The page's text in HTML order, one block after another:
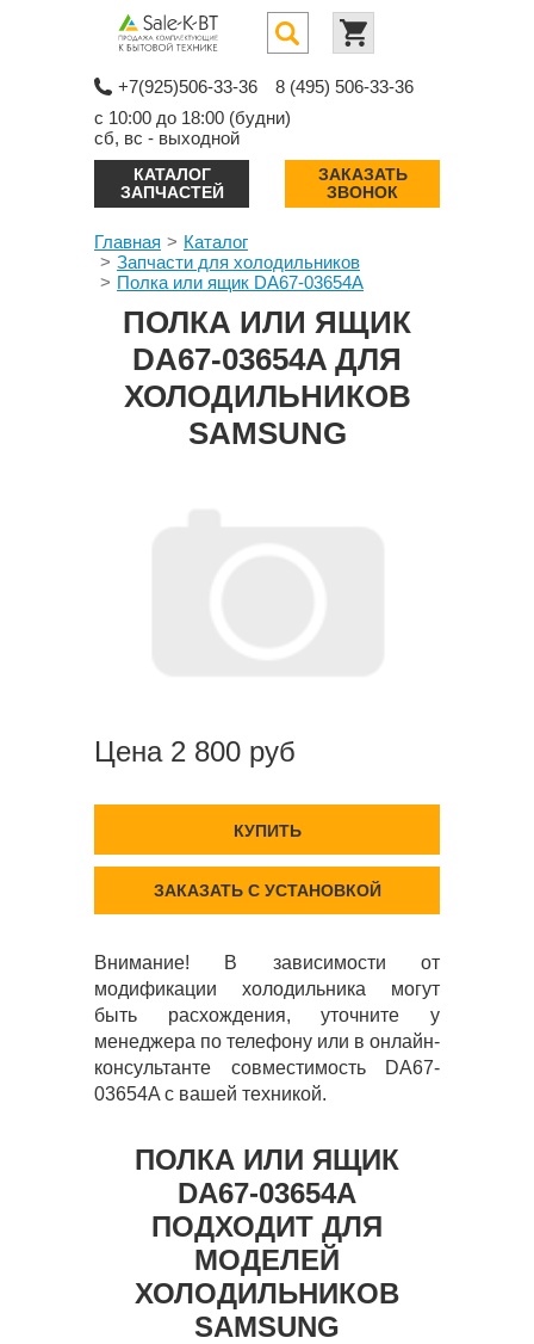
+7(925)506-33-36
8 (495) 506-33-36
с 10:00 до 18:00 (будни)
сб, вс - выходной
КАТАЛОГ
ЗАПЧАСТЕЙ
ЗАКАЗАТЬ
ЗВОНОК
Главная
Каталог
Запчасти для холодильников
Полка или ящик DA67-03654A
ПОЛКА ИЛИ ЯЩИК
DA67-03654A ДЛЯ
ХОЛОДИЛЬНИКОВ
SAMSUNG
Цена 2 800 руб
КУПИТЬ
ЗАКАЗАТЬ С УСТАНОВКОЙ
Внимание! В зависимости от
модификации холодильника могут
быть расхождения, уточните у
менеджера по телефону или в онлайн-
консультанте совместимость DA67-
03654A с вашей техникой.
ПОЛКА ИЛИ ЯЩИК
DA67-03654A
ПОДХОДИТ ДЛЯ
МОДЕЛЕЙ
ХОЛОДИЛЬНИКОВ
SAMSUNG